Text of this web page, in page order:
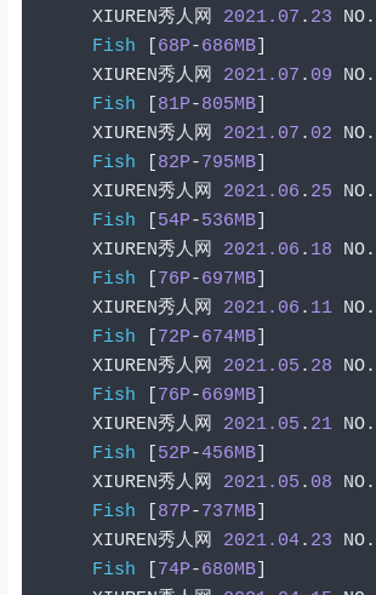
XIUREN秀人网 2021.07 . 23 NO.
Fish
68P-686MB]
XIUREN秀人网 2021.07 . 09 NO.
Fish
81P-805MB]
XIUREN秀人网 2021.07 . 02 NO.
Fish
82P-795MB]
XIUREN秀人网 2021.06 . 25 NO.
Fish
54P-536MB]
XIUREN秀人网 2021.06 . 18 NO.
Fish
76P-697MB]
XIUREN秀人网 2021.06 . 11 NO.
Fish
72P-674MB]
XIUREN秀人网 2021.05 . 28 NO.
Fish
76P-669MB]
XIUREN秀人网 2021.05 . 21 NO.
Fish
52P-456MB]
XIUREN秀人网 2021.05 . 08 NO.
Fish
87P-737MB]
XIUREN秀人网 2021.04. 23 NO.
Fish
74P-680MB]